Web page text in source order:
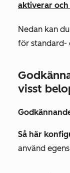
aktiverar
Nedan kan
för standard-
visst
Så här
använd